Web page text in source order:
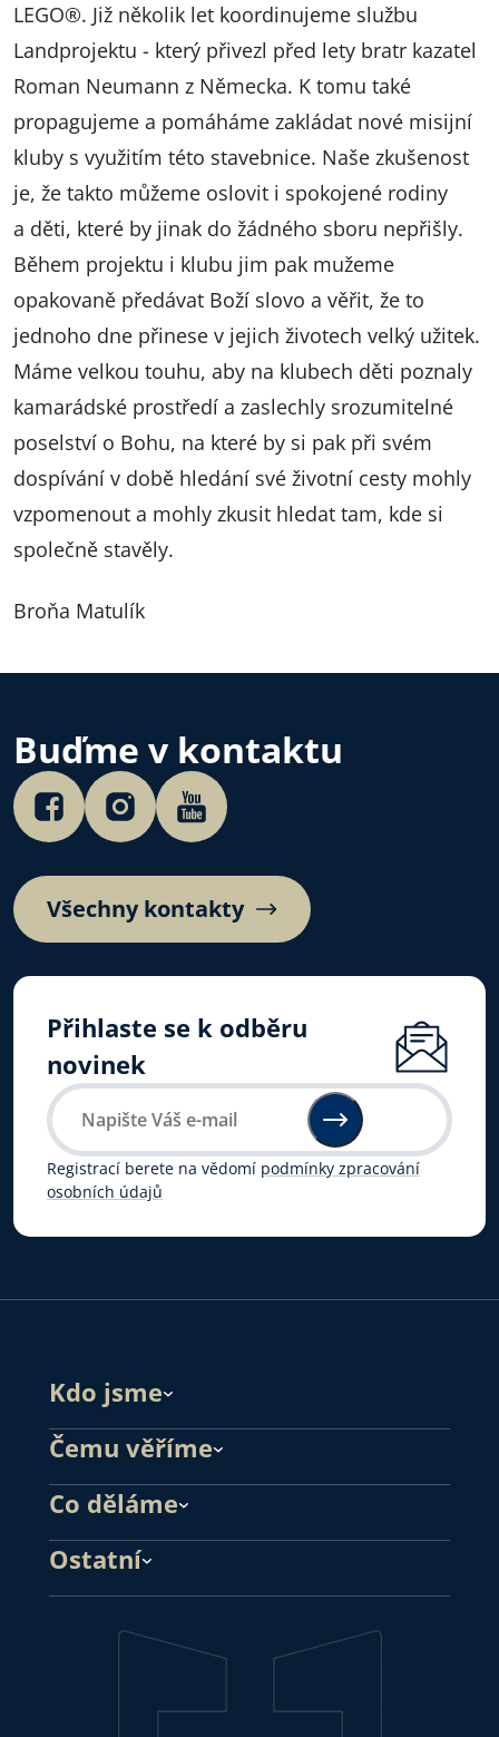
LEGO®. Již několik let koordinujeme službu
Landprojektu - který přivezl před lety bratr kazatel
Roman Neumann z Německa. K tomu také
propagujeme a pomáháme zakládat nové misijní
kluby s využitím této stavebnice. Naše zkušenost
je, že takto můžeme oslovit i spokojené rodiny
a děti, které by jinak do žádného sboru nepřišly.
Během projektu i klubu jim pak mužeme
opakovaně předávat Boží slovo a věřit, že to
jednoho dne přinese v jejich životech velký užitek.
Máme velkou touhu, aby na klubech děti poznaly
kamarádské prostředí a zaslechly srozumitelné
poselství o Bohu, na které by si pak při svém
dospívání v době hledání své životní cesty mohly
vzpomenout a mohly zkusit hledat tam, kde si
společně stavěly.
Broňa Matulík
Buďme v kontaktu
Všechny kontakty
Přihlaste se k odběru
novinek
Registrací berete na vědomí podmínky zpracování
osobních údajů
Kdo jsme
Čemu věříme
Co děláme
Ostatní